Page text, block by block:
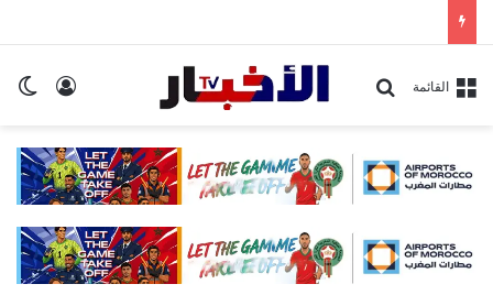
القائمة بحث عن